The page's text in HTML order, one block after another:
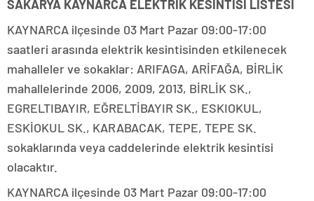
SAKARYA KAYNARCA ELEKTRİK KESİNTİSİ LİSTESİ
KAYNARCA ilçesinde 03 Mart Pazar 09:00-17:00
saatleri arasında elektrik kesintisinden etkilenecek
mahalleler ve sokaklar: ARIFAGA, ARİFAĞA, BİRLİK
mahallelerinde 2006, 2009, 2013, BİRLİK SK.,
EGRELTIBAYIR, EĞRELTİBAYIR SK., ESKIOKUL,
ESKİOKUL SK., KARABACAK, TEPE, TEPE SK.
sokaklarında veya caddelerinde elektrik kesintisi
olacaktır.
KAYNARCA ilçesinde 03 Mart Pazar 09:00-17:00